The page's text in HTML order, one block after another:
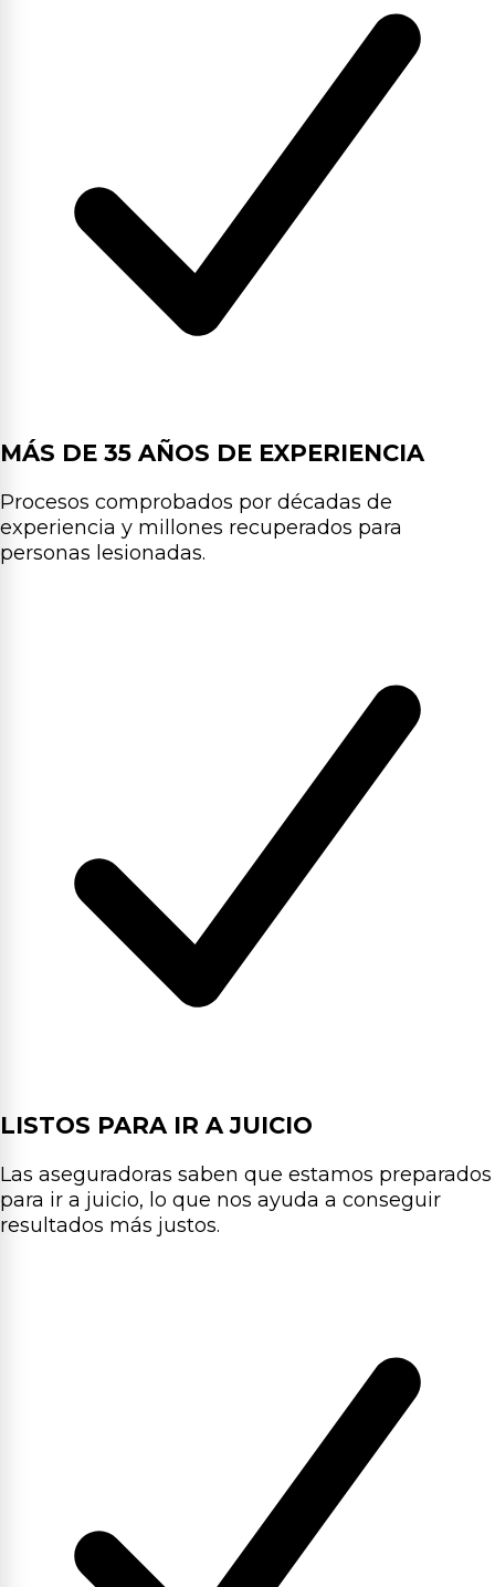
MÁS DE 35 AÑOS DE EXPERIENCIA
Procesos comprobados por décadas de
experiencia y millones recuperados para
personas lesionadas.
LISTOS PARA IR A JUICIO
Las aseguradoras saben que estamos preparados
para ir a juicio, lo que nos ayuda a conseguir
resultados más justos.